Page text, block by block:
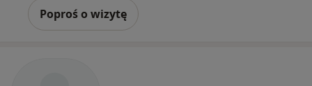
Poproś o wizytę